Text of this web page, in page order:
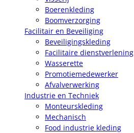
Boerenkleding
Boomverzorging
Facilitair en Beveiliging
Beveiligingskleding
Facilitaire dienstverlening
Wasserette
Promotiemedewerker
Afvalverwerking
Industrie en Techniek
Monteurskleding
Mechanisch
Food industrie kleding